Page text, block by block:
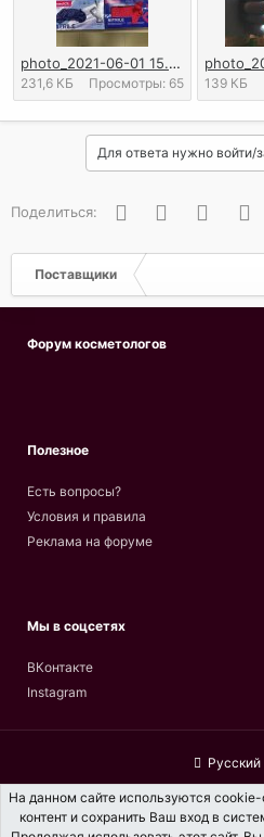
photo_2021-06-01 15.58.53.jpg
231,6 КБ Просмотры: 65 139 КБ
Для ответа нужно войти/
Поделиться: Вконтакте
Поставщики
Форум косметологов
Полезное
Есть вопросы?
Условия и правила
Реклама на форуме
Мы в соцсетях
ВКонтакте
Instagram
Русский
Обратная связь
Условия и
Политика конфиденциальности
На данном сайте используются
контент и сохранить Ваш вход в